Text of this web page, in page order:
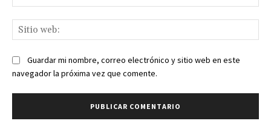
Guardar mi nombre, correo electrónico y sitio web en este
navegador la próxima vez que comente.